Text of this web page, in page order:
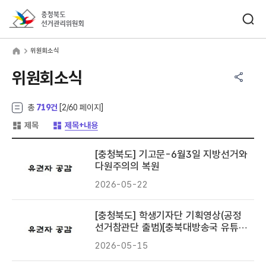
위원회소식
위원회소식
총 719건 [2/60 페이지]
제목 제목+내용
[충청북도] 기고문-6월3일 지방선거와
다원주의의 복원
2026-05-22
[충청북도] 학생기자단 기획영상(공정
선거참관단 출범)[충북대방송국 유튜브
5월15일(금)]
2026-05-15